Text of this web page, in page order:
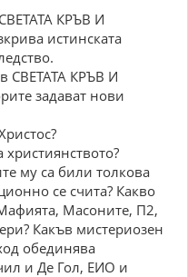
КРЪВ И
истинската
СВЕТАТА КРЪВ И
задават нови
християнството?
му са били толкова
се счита? Какво
Масоните, П2,
Какъв мистериозен
обединява
и Де Гол, ЕИО и